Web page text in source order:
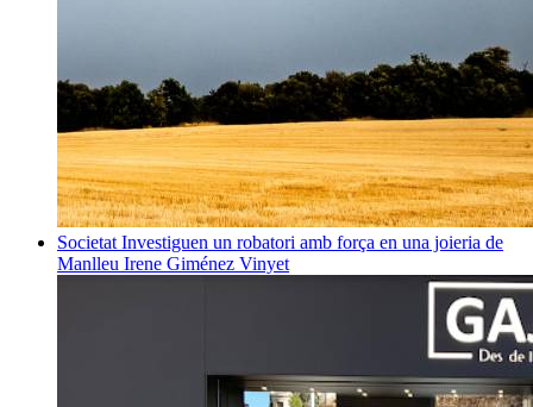
Societat Investiguen un robatori amb força en una joieria de
Manlleu Irene Giménez Vinyet